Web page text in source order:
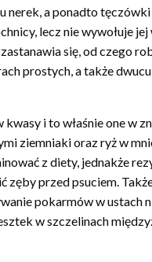
nerek, a ponadto
lecz nie wywołuje
się, od czego
prostych, a także
i to właśnie one w
ziemniaki oraz ryż w
z diety, jednakże
przed psuciem.
pokarmów w
w szczelinach